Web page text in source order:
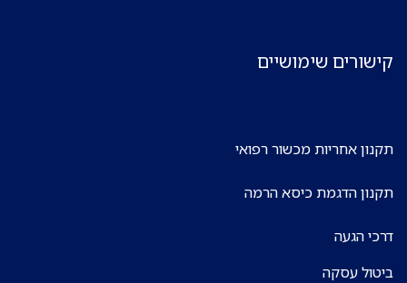
קישורים שימושיים
תקנון אחריות מכשור רפואי
תקנון הדגמת כיסא הרמה
דרכי הגעה
ביטול עסקה